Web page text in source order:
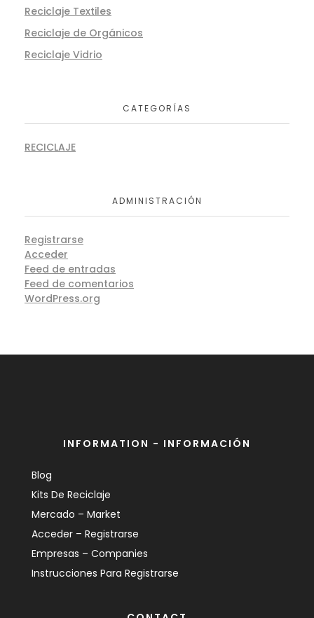
Reciclaje Textiles
Reciclaje de Orgánicos
Reciclaje Vidrio
CATEGORÍAS
RECICLAJE
ADMINISTRACIÓN
Registrarse
Acceder
Feed de entradas
Feed de comentarios
WordPress.org
INFORMATION - INFORMACIÓN
Blog
Kits De Reciclaje
Mercado – Market
Acceder – Registrarse
Empresas – Companies
Instrucciones Para Registrarse